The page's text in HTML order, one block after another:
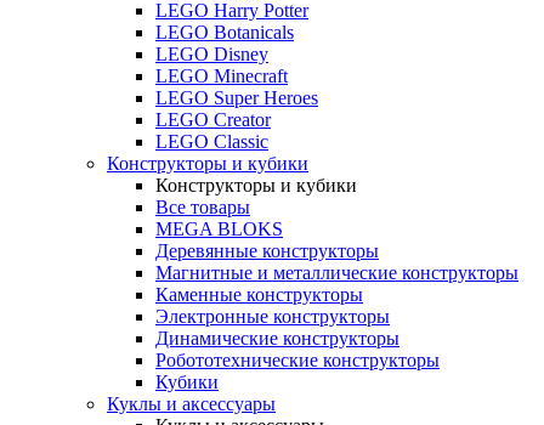
LEGO Harry Potter
LEGO Botanicals
LEGO Disney
LEGO Minecraft
LEGO Super Heroes
LEGO Creator
LEGO Classic
Конструкторы и кубики
Конструкторы и кубики
Все товары
MEGA BLOKS
Деревянные конструкторы
Магнитные и металлические конструкторы
Каменные конструкторы
Электронные конструкторы
Динамические конструкторы
Робототехнические конструкторы
Кубики
Куклы и аксессуары